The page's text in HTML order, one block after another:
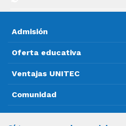
Admisión
Oferta educativa
Ventajas UNITEC
Comunidad